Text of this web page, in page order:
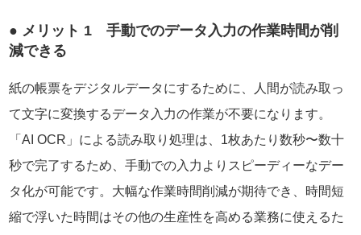
● メリット 1 手動でのデータ入力の作業時間が削
減できる
紙の帳票をデジタルデータにするために、人間が読み取っ
て文字に変換するデータ入力の作業が不要になります。
「AI OCR」による読み取り処理は、1枚あたり数秒〜数十
秒で完了するため、手動での入力よりスピーディーなデー
タ化が可能です。大幅な作業時間削減が期待でき、時間短
縮で浮いた時間はその他の生産性を高める業務に使えるた